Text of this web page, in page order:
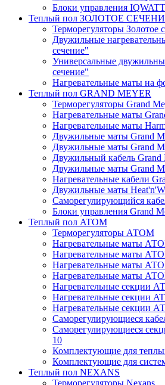
Блоки управления IQWATT
Теплый пол ЗОЛОТОЕ
Терморегуляторы Золотое
Двужильные
сечение"
Универсальные
сечение"
Нагревательные маты на
Теплый пол GRAND MEYER
Терморегуляторы Grand
Нагревательные маты
Нагревательные маты
Двужильные маты Grand
Двужильные маты Grand
Двужильный кабель Grand
Двужильные маты Grand
Нагревательные кабели
Двужильные маты
Саморегулирующийся
Блоки управления Grand
Теплый пол ATOM
Терморегуляторы АТОМ
Нагревательные маты
Нагревательные маты
Нагревательные маты
Нагревательные маты
Нагревательные секции
Нагревательные секции
Нагревательные секции
Саморегулирующиеся
Саморегулирующиеся
10
Комплектующие для
Комплектующие для
Теплый пол NEXANS
Терморегуляторы Nexans